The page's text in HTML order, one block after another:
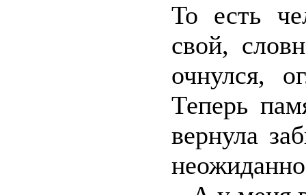
То есть
свой,
очнулся,
Теперь
вернула